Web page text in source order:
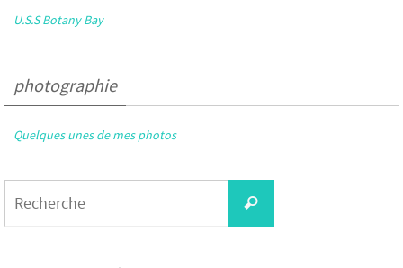
U.S.S Botany Bay
photographie
Quelques unes de mes photos
Recherche